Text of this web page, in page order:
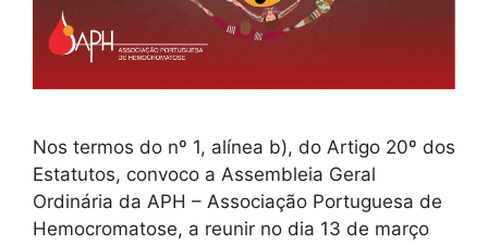
Nos termos do nº 1, alínea b), do Artigo 20º dos
Estatutos, convoco a Assembleia Geral
Ordinária da APH – Associação Portuguesa de
Hemocromatose, a reunir no dia 13 de março